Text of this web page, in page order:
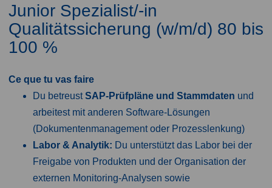
Junior Spezialist/-in
Qualitätssicherung (w/m/d) 80 bis
100 %
Ce que tu vas faire
Du betreustSAP-Prüfpläne und Stammdaten und
arbeitest mit anderen Software-Lösungen
(Dokumentenmanagement oder Prozesslenkung)
Labor & Analytik: Du unterstützt das Labor bei der
Freigabe von Produkten und der Organisation der
externen Monitoring-Analysen sowie